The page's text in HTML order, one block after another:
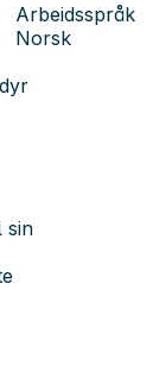
Arbeidsspråk
Norsk
sin